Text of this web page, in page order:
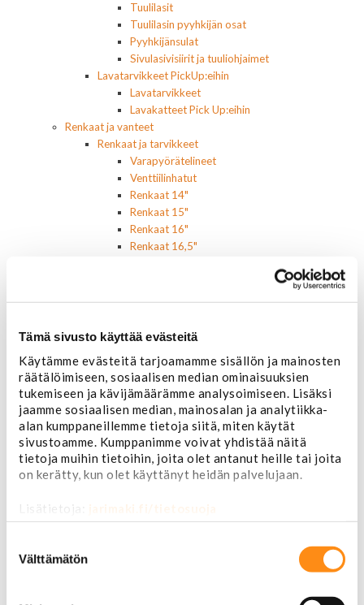
Tämä sivusto käyttää evästeitä
Käytämme evästeitä tarjoamamme sisällön ja mainosten
räätälöimiseen, sosiaalisen median ominaisuuksien
tukemiseen ja kävijämäärämme analysoimiseen. Lisäksi
jaamme sosiaalisen median, mainosalan ja analytiikka-
alan kumppaneillemme tietoja siitä, miten käytät
sivustoamme. Kumppanimme voivat yhdistää näitä
tietoja muihin tietoihin, joita olet antanut heille tai joita
on kerätty, kun olet käyttänyt heidän palvelujaan.
Lisätietoja: jarimaki.fi/tietosuoja
valinta
Välttämätön
Tuulilasit
Tuulilasin pyyhkijän osat
Pyyhkijänsulat
Sivulasivisiirit ja tuuliohjaimet
Lavatarvikkeet PickUp:eihin
Lavatarvikkeet
Lavakatteet Pick Up:eihin
Renkaat ja vanteet
Renkaat ja tarvikkeet
Varapyörätelineet
Venttiilinhatut
Renkaat 14"
Renkaat 15"
Renkaat 16"
Renkaat 16,5"
Renkaat 24"
Pölykapselit, keskiöt, spinnerit
Vannetarvikkeet
14 tuumaiset vanteet
15 tuumaiset vanteet
16 tuumaiset vanteet
17 tuumaiset vanteet
18 tuumaiset vanteet
20 tuumaiset vanteet
22 tuumaiset vanteet
24 tuumaiset vanteet